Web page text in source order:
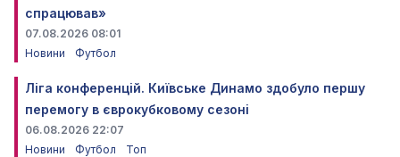
спрацював»
07.08.2026 08:01
Новини
Футбол
Ліга конференцій. Київське Динамо здобуло першу
перемогу в єврокубковому сезоні
06.08.2026 22:07
Новини
Футбол Топ